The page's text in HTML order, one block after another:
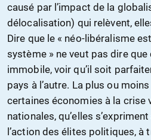
causé par l’impact de la
délocalisation) qui relèvent,
Dire que le « néo-libéralisme
système » ne veut pas dire
immobile, voir qu’il soit
pays à l’autre. La plus ou
certaines économies à la crise
nationales, qu’elles
l’action des élites politiques, à